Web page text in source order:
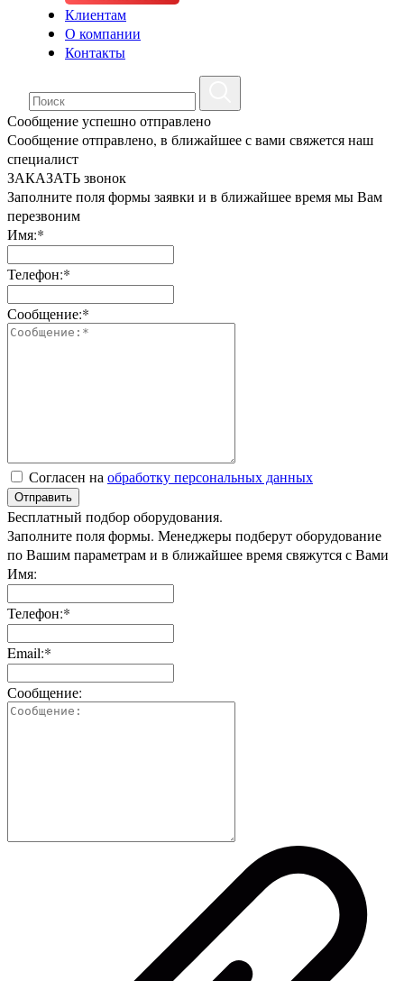
Клиентам
О компании
Контакты
Сообщение успешно отправлено
Сообщение отправлено, в ближайшее с вами свяжется наш
специалист
ЗАКАЗАТЬ звонок
Заполните поля формы заявки и в ближайшее время мы Вам
перезвоним
Имя:*
Телефон:*
Сообщение:*
Согласен на обработку персональных данных
Отправить
Бесплатный подбор оборудования.
Заполните поля формы. Менеджеры подберут оборудование
по Вашим параметрам и в ближайшее время свяжутся с Вами
Имя:
Телефон:*
Email:*
Сообщение: